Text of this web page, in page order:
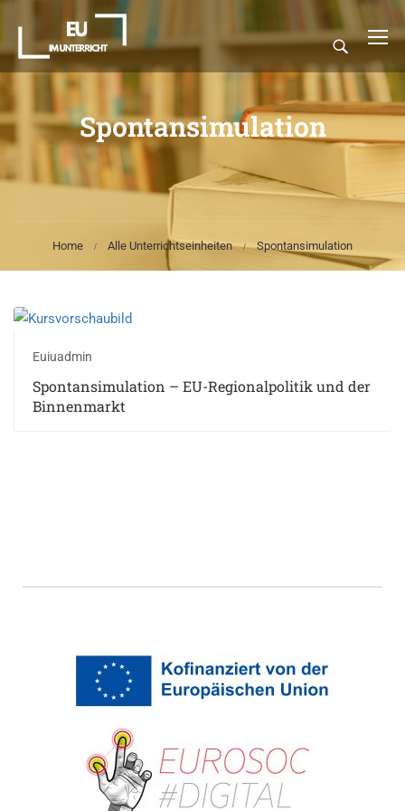
Spontansimulation
Home Alle Unterrichtseinheiten Spontansimulation
Euiuadmin
Spontansimulation – EU-Regionalpolitik und der
Binnenmarkt